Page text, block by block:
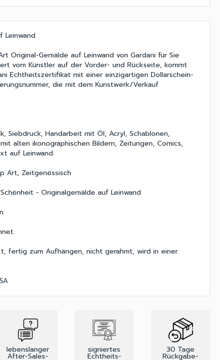
Leinwand.
Original-Gemälde auf Leinwand von Gardani für Sie
vom Künstler auf der Vorder- und Rückseite, kommt
Echtheitszertifikat mit einer einzigartigen Dollarschein-
die mit dem Kunstwerk/Verkauf
Siebdruck, Handarbeit mit Öl, Acryl, Schablonen,
alten ikonographischen Bildern, Zeitungen, Comics,
auf Leinwand.
Art, Zeitgenössisch
- Originalgemälde auf Leinwand
fertig zum Aufhängen, nicht gerahmt, wird in einer
lebenslanger
After-Sales-
signiertes
Echtheits-
30 Tage
Rückgabe-